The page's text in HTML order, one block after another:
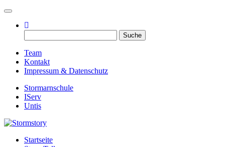
Toggle navigation
nach:
Team
Kontakt
Impressum & Datenschutz
Stormarnschule
IServ
Untis
Eure digitale Schülerzeitung
Startseite